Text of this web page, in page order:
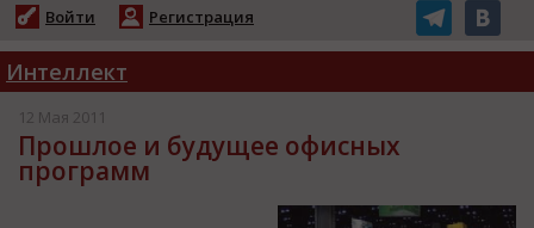
Войти Регистрация
Интеллект
12 Мая 2011
Прошлое и будущее офисных
программ